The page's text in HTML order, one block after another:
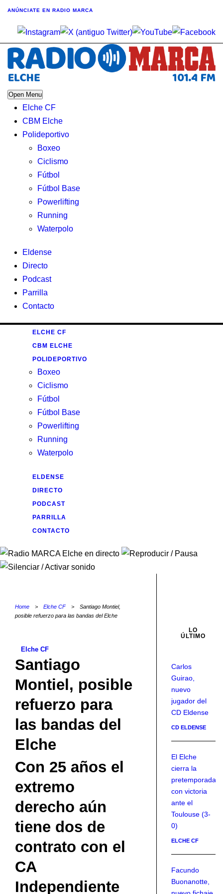
ANÚNCIATE EN RADIO MARCA
Open Menu
Elche CF
CBM Elche
Polideportivo
Boxeo
Ciclismo
Fútbol
Fútbol Base
Powerlifting
Running
Waterpolo
Eldense
Directo
Podcast
Parrilla
Contacto
ELCHE CF
CBM ELCHE
POLIDEPORTIVO
Boxeo
Ciclismo
Fútbol
Fútbol Base
Powerlifting
Running
Waterpolo
ELDENSE
DIRECTO
PODCAST
PARRILLA
CONTACTO
Home > Elche CF >
Santiago Montiel,
posible refuerzo para las bandas del Elche
Elche CF
Santiago
Montiel, posible
refuerzo para
las bandas del
Elche
Con 25 años el
extremo
derecho aún
tiene dos de
contrato con el
CA
Independiente
LO
ÚLTIMO
Carlos
Guirao,
nuevo
jugador del
CD Eldense
CD ELDENSE
El Elche
cierra la
pretemporada
con victoria
ante el
Toulouse (3-
0)
ELCHE CF
Facundo
Buonanotte,